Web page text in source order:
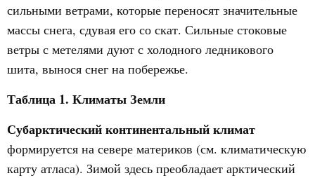
сильными ветрами, которые переносят значительные
массы снега, сдувая его со скат. Сильные стоковые
ветры с метелями дуют с холодного ледникового
шита, вынося снег на побережье.
Таблица 1. Климаты Земли
Субарктический континентальный климат
формируется на севере материков (см. климатическую
карту атласа). Зимой здесь преобладает арктический